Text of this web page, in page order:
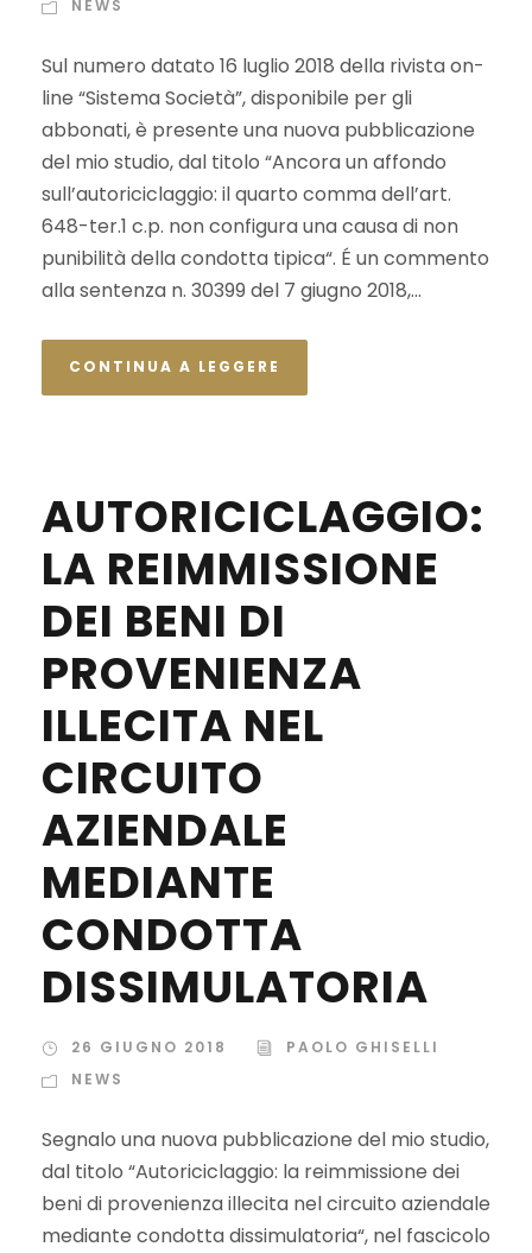
NEWS
Sul numero datato 16 luglio 2018 della rivista on-
line “Sistema Società”, disponibile per gli
abbonati, è presente una nuova pubblicazione
del mio studio, dal titolo “Ancora un affondo
sull’autoriciclaggio: il quarto comma dell’art.
648-ter.1 c.p. non configura una causa di non
punibilità della condotta tipica“. É un commento
alla sentenza n. 30399 del 7 giugno 2018,...
CONTINUA A LEGGERE
AUTORICICLAGGIO:
LA REIMMISSIONE
DEI BENI DI
PROVENIENZA
ILLECITA NEL
CIRCUITO
AZIENDALE
MEDIANTE
CONDOTTA
DISSIMULATORIA
26 GIUGNO 2018
PAOLO GHISELLI
NEWS
Segnalo una nuova pubblicazione del mio studio,
dal titolo “Autoriciclaggio: la reimmissione dei
beni di provenienza illecita nel circuito aziendale
mediante condotta dissimulatoria“, nel fascicolo